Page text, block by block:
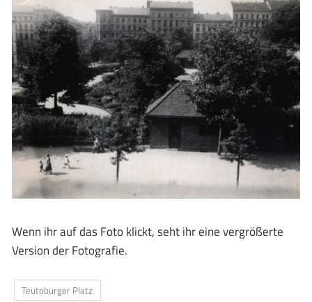
Wenn ihr auf das Foto klickt, seht ihr eine vergrößerte
Version der Fotografie.
Teutoburger Platz